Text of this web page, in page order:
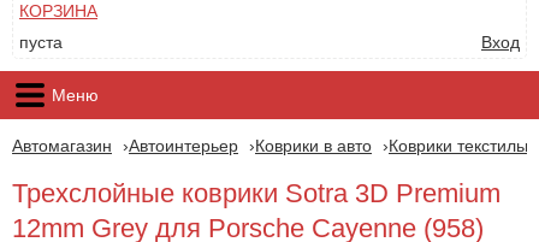
КОРЗИНА
пуста
Вход
Меню
Автомагазин Автоинтерьер Коврики в авто Коврики
Трехслойные коврики Sotra 3D Premium
12mm Grey для Porsche Cayenne (958)